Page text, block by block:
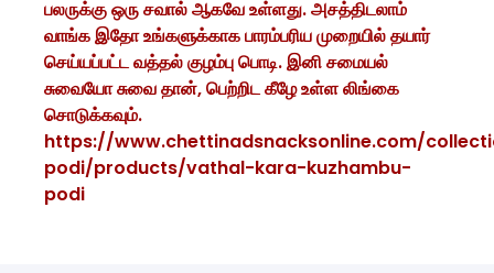
பலருக்கு ஒரு சவால் ஆகவே உள்ளது. அசத்திடலாம்
வாங்க இதோ உங்களுக்காக பாரம்பரிய முறையில் தயார்
செய்யப்பட்ட வத்தல் குழம்பு பொடி. இனி சமையல்
சுவையோ சுவை தான், பெற்றிட கீழே உள்ள லிங்கை
சொடுக்கவும்.
https://www.chettinadsnacksonline.com/
podi/products/vathal-kara-kuzhambu-
podi